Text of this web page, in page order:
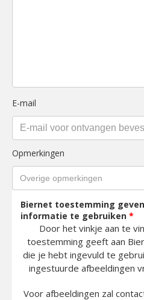
E-mail
Opmerkingen
Biernet toestemming
informatie te gebruiken *
Door het vinkje aan te
toestemming geeft aan
die je hebt ingevuld te
ingestuurde afbeeldingen
Voor afbeeldingen zal